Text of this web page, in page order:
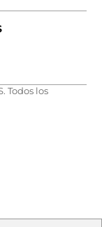
Todos los